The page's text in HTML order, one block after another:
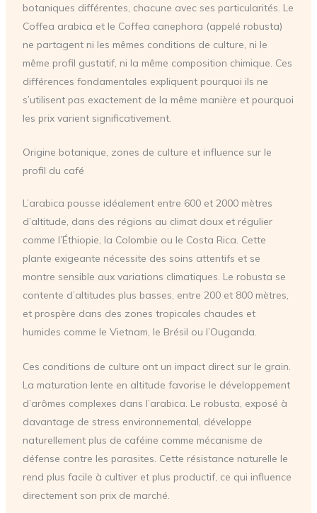
botaniques différentes, chacune avec ses particularités. Le
Coffea arabica et le Coffea canephora (appelé robusta)
ne partagent ni les mêmes conditions de culture, ni le
même profil gustatif, ni la même composition chimique. Ces
différences fondamentales expliquent pourquoi ils ne
s’utilisent pas exactement de la même manière et pourquoi
les prix varient significativement.
Origine botanique, zones de culture et influence sur le
profil du café
L’arabica pousse idéalement entre 600 et 2000 mètres
d’altitude, dans des régions au climat doux et régulier
comme l’Éthiopie, la Colombie ou le Costa Rica. Cette
plante exigeante nécessite des soins attentifs et se
montre sensible aux variations climatiques. Le robusta se
contente d’altitudes plus basses, entre 200 et 800 mètres,
et prospère dans des zones tropicales chaudes et
humides comme le Vietnam, le Brésil ou l’Ouganda.
Ces conditions de culture ont un impact direct sur le grain.
La maturation lente en altitude favorise le développement
d’arômes complexes dans l’arabica. Le robusta, exposé à
davantage de stress environnemental, développe
naturellement plus de caféine comme mécanisme de
défense contre les parasites. Cette résistance naturelle le
rend plus facile à cultiver et plus productif, ce qui influence
directement son prix de marché.